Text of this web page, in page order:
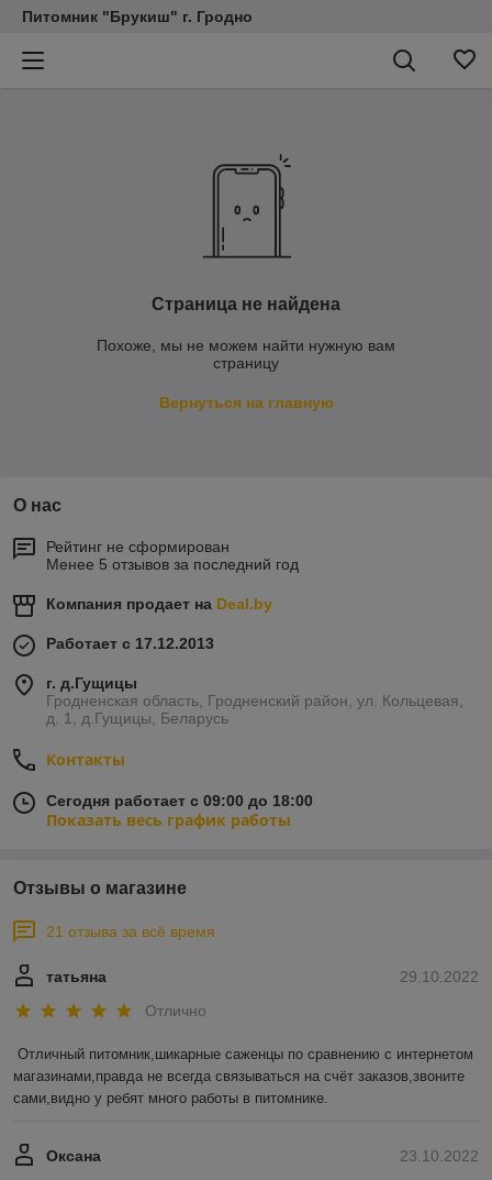
Питомник "Брукиш" г. Гродно
Страница не найдена
Похоже, мы не можем найти нужную вам
страницу
Вернуться на главную
О нас
Рейтинг не сформирован
Менее 5 отзывов за последний год
Компания продает на Deal.by
Работает с 17.12.2013
г. д.Гущицы
Гродненская область, Гродненский район, ул. Кольцевая,
д. 1, д.Гущицы, Беларусь
Контакты
Сегодня работает с 09:00 до 18:00
Показать весь график работы
Отзывы о магазине
21 отзыва за всё время
29.10.2022
татьяна
Отлично
Отличный питомник,шикарные саженцы по сравнению с интернетом
магазинами,правда не всегда связываться на счёт заказов,звоните
сами,видно у ребят много работы в питомнике.
23.10.2022
Оксана